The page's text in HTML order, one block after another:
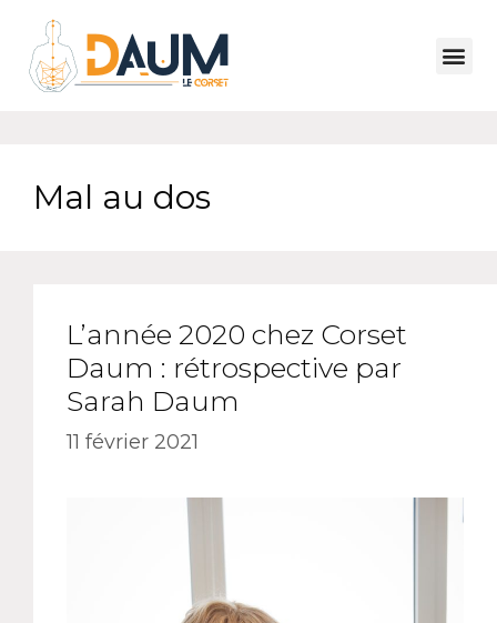
Mal au dos
L’année 2020 chez Corset
Daum : rétrospective par
Sarah Daum
11 février 2021